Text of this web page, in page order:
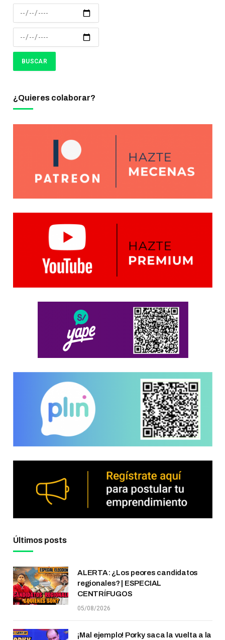
¿Quieres colaborar?
Últimos posts
ALERTA: ¿Los peores candidatos
regionales? | ESPECIAL
CENTRÍFUGOS
05/08/2026
¡Mal ejemplo! Porky saca la vuelta a la